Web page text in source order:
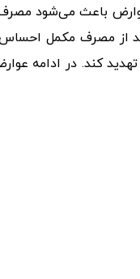
باعث می‌شود
از مصرف مکمل
کند. در ادامه